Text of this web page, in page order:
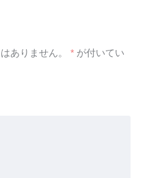
ありません。 * が付いてい